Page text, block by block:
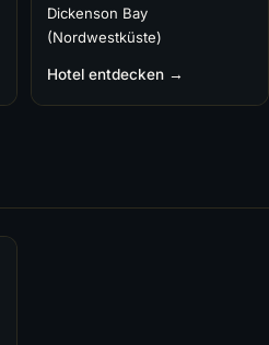
Dickenson Bay
(Nordwestküste)
Hotel entdecken →